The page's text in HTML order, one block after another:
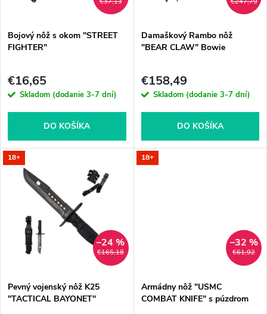
e
p
r
o
d
o
s
p
r
o
d
v
Bojový nôž s okom "STREET
FIGHTER"
€16,65
Skladom (dodanie 3-7 dní)
DO KOŠÍKA
Damaškový Rambo nôž
"BEAR CLAW" Bowie
€158,49
Skladom (dodanie 3-7 dní)
DO KOŠÍKA
18+
€165,18
–24 %
Pevný vojenský nôž K25
"TACTICAL BAYONET"
18+
€61,92
–32 %
Armádny nôž "USMC
COMBAT KNIFE" s púzdrom